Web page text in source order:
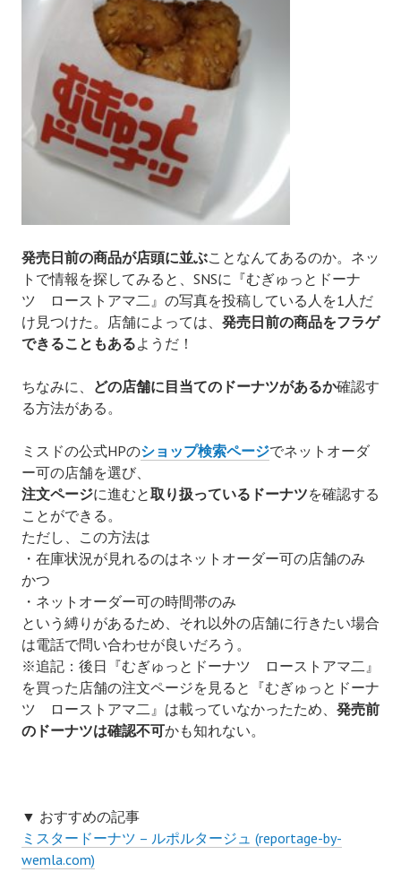
発売日前の商品が店頭に並ぶことなんてあるのか。ネッ
トで情報を探してみると、SNSに 『むぎゅっとドーナ
ツ ローストアマ二』の写真を投稿している人を1人だ
け見つけた。店舗によっては、 発売日前の商品をフラゲ
できることもあるようだ！
ちなみに、 どの店舗に目当てのドーナツがあるか確認す
る方法がある。
ミスドの公式HPのショップ検索ページでネットオーダ
ー可の店舗を選び、
注文ページに進むと取り扱っているドーナツを確認する
ことができる。
ただし、この方法は
・在庫状況が見れるのはネットオーダー可の店舗のみ
かつ
・ ネットオーダー可の時間帯のみ
という縛りがあるため、それ以外の店舗に行きたい場合
は電話で問い合わせが良いだろう。
※追記：後日 『むぎゅっとドーナツ ローストアマ二』
を買った店舗の注文ページを見ると 『むぎゅっとドーナ
ツ ローストアマ二』は載っていなかったため、 発売前
のドーナツは確認不可かも知れない。
▼ おすすめの記事
ミスタードーナツ – ルポルタージュ (reportage-by-
wemla.com)